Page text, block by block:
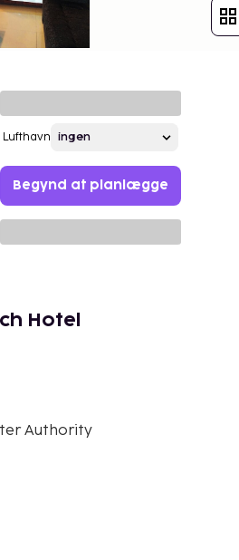
Lufthavn
Begynd at planlægge
Hotel
Authority